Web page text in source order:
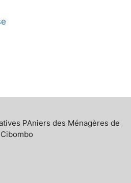
PAniers des Ménagères de
Cibombo